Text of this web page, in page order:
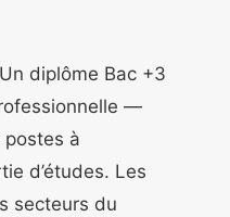
diplôme Bac +3
—
à
d’études. Les
secteurs du